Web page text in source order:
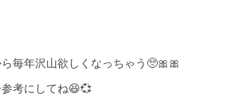
毎年沢山欲しくなっちゃう🥺🎀🎀
考にしてね😆💞